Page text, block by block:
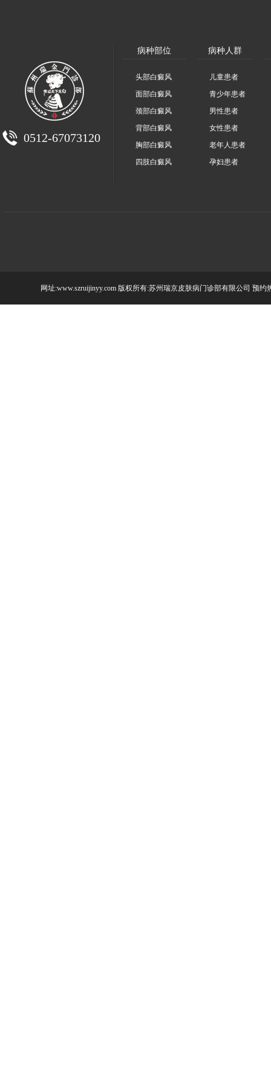
0512-67073120
病种部位 病种人群
头部白癜风
面部白癜风
颈部白癜风
背部白癜风
胸部白癜风
四肢白癜风
儿童患者
青少年患者
男性患者
女性患者
老年人患者
孕妇患者
网址:www.szruijinyy.com 版权所有:苏州瑞京皮肤病门诊部有限公司 预约